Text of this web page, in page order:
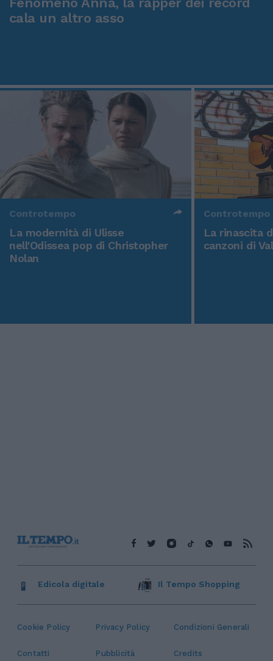
cala un altro asso
Controtempo
La modernità di Ulisse
nell'Odissea pop di Christopher
Nolan
Controtempo
La rinascita
canzoni di
Cookie Policy Privacy Policy Condizioni Generali
Contatti Pubblicità Credits
Edicola digitale Il Tempo Shopping